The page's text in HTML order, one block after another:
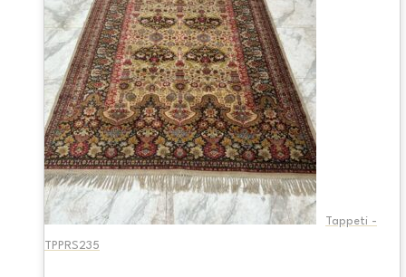
Tappeti -
TPPRS235